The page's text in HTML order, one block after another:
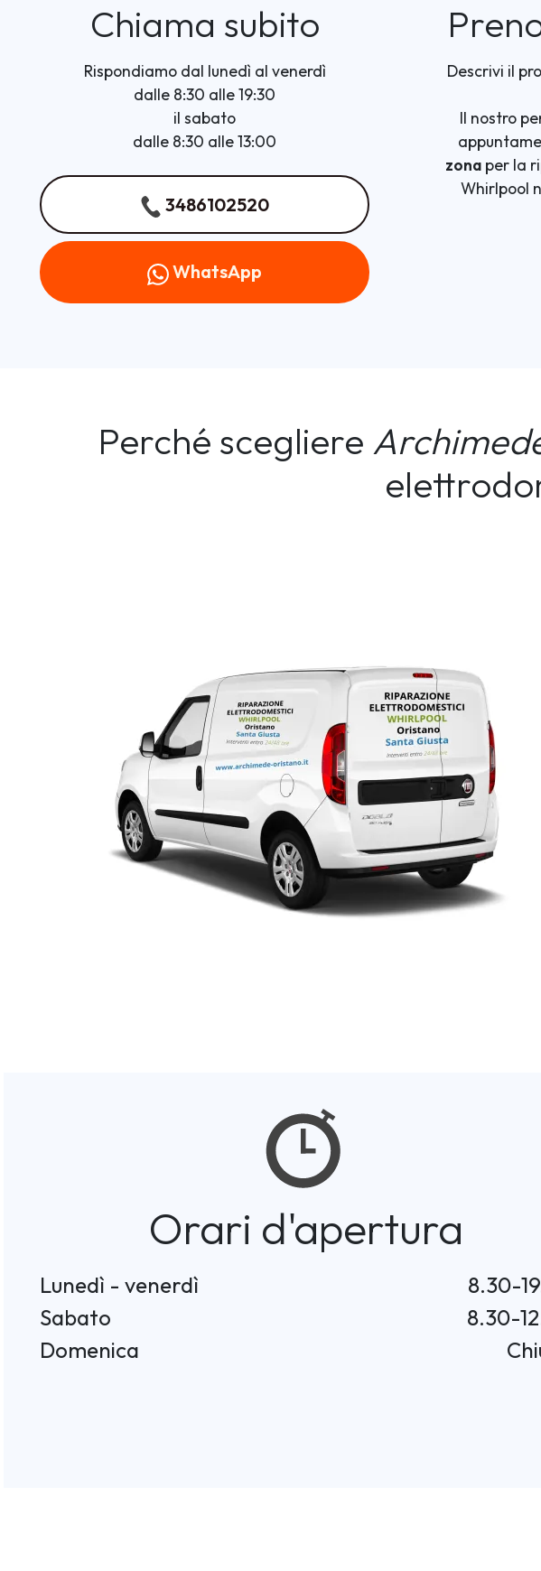
Chiama subito
Rispondiamo dal lunedì al venerdì
dalle 8:30 alle 19:30
il sabato
dalle 8:30 alle 13:00
3486102520
WhatsApp
Descrivi il
Il nostro
zonaper la
Whirlpool
Perché scegliere
Orari d'apertura
Lunedì - venerdì
8.30-
Sabato
8.30-
Domenica